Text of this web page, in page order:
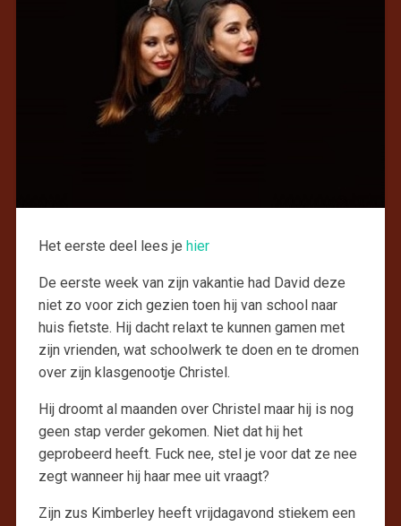
Het eerste deel lees je hier
De eerste week van zijn vakantie had David deze
niet zo voor zich gezien toen hij van school naar
huis fietste. Hij dacht relaxt te kunnen gamen met
zijn vrienden, wat schoolwerk te doen en te dromen
over zijn klasgenootje Christel.
Hij droomt al maanden over Christel maar hij is nog
geen stap verder gekomen. Niet dat hij het
geprobeerd heeft. Fuck nee, stel je voor dat ze nee
zegt wanneer hij haar mee uit vraagt?
Zijn zus Kimberley heeft vrijdagavond stiekem een